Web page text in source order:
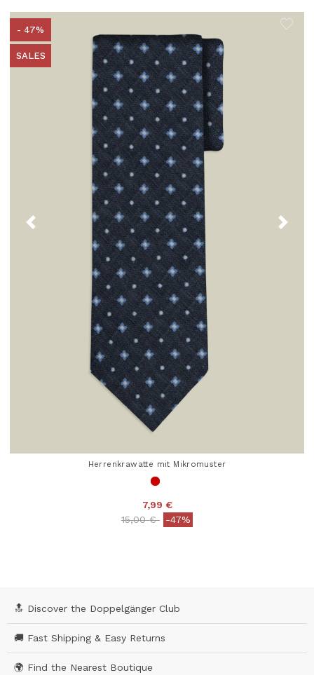
- 47%
SALES
Herrenkrawatte mit Mikromuster
7,99 €
Price reduced from
15,00 €to-47%
🔝 Discover the Doppelgänger Club
🚚 Fast Shipping & Easy Returns
🌍 Find the Nearest Boutique